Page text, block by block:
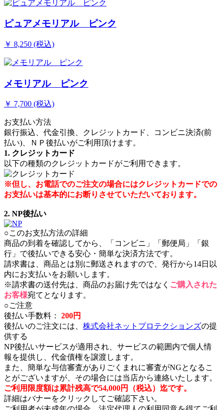
ピュアメモリアル ピンク
￥ 8,250 (税込)
メモリアル ピンク
￥ 7,700 (税込)
お支払い方法
銀行振込、代金引換、クレジットカード、コンビニ決済(前
払い)、ＮＰ後払いがご利用頂けます。
1. クレジットカード
以下の種類のクレジットカードがご利用できます。
※但し、お電話でのご注文の場合にはクレジットカードでの
お支払いは基本的にお断りさせていただいております。
2. NP後払い
○このお支払方法の詳細
商品の到着を確認してから、「コンビニ」「郵便局」「銀
行」で後払いできる安心・簡単な決済方法です。
請求書は、商品とは別に郵送されますので、発行から14日以
内にお支払いをお願いします。
※請求書の送付先は、商品のお届け先ではなく ご購入された
お客様宛てとなります。
○ご注意
後払い手数料：
200円
後払いのご注文には、 株式会社ネットプロテクションズの提
供する
NP後払いサービスが適用され、サービスの範囲内で個人情
報を提供し、代金債権を譲渡します。
また、簡単な与信審査がありごくまれに審査がNGとなるこ
とがございますが、その場合には当店から連絡いたします。
ご利用限度額は累計残高で54,000円（税込）迄です。
詳細はバナーをクリックしてご確認下さい。